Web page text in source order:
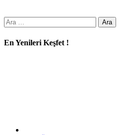
Arama:
En Yenileri Keşfet !